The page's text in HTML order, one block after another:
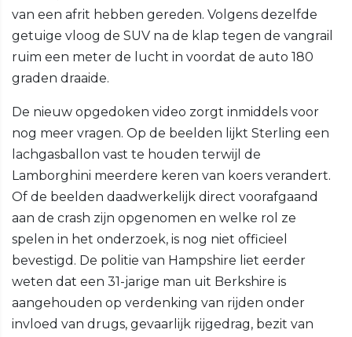
van een afrit hebben gereden. Volgens dezelfde
getuige vloog de SUV na de klap tegen de vangrail
ruim een meter de lucht in voordat de auto 180
graden draaide.
De nieuw opgedoken video zorgt inmiddels voor
nog meer vragen. Op de beelden lijkt Sterling een
lachgasballon vast te houden terwijl de
Lamborghini meerdere keren van koers verandert.
Of de beelden daadwerkelijk direct voorafgaand
aan de crash zijn opgenomen en welke rol ze
spelen in het onderzoek, is nog niet officieel
bevestigd. De politie van Hampshire liet eerder
weten dat een 31-jarige man uit Berkshire is
aangehouden op verdenking van rijden onder
invloed van drugs, gevaarlijk rijgedrag, bezit van